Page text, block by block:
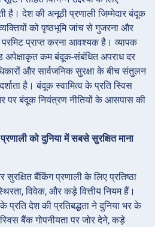
है। देश की अनूठी प्रणाली जिम्मेदार बंदूक
को पृष्ठभूमि जांच से गुजरना और
प्राप्त करना आवश्यक है। व्यापक
अपेक्षाकृत कम बंदूक-संबंधित अपराध दर
और सार्वजनिक सुरक्षा के बीच संतुलन
है। बंदूक स्वामित्व के प्रति स्विस
पर बंदूक नियंत्रण नीतियों के आसपास की
को दुनिया में सबसे सुरक्षित माना
बैंकिंग प्रणाली के लिए प्रतिष्ठा
विवेक, और कड़े वित्तीय नियम हैं।
प्रति देश की प्रतिबद्धता ने दुनिया भर के
बैंक गोपनीयता पर जोर देने, कड़े